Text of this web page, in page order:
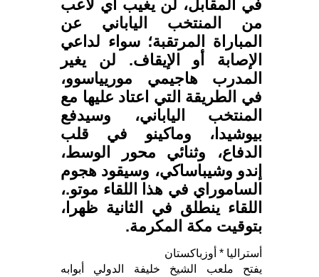
في المقابل، لن يغيب أي لاعب
من المنتخب الياباني عن
المباراة المرتقبة؛ سواء لداعي
الإصابة أو الإيقاف. لن يغير
المدرب هاجيمي موريياسوو،
في الطريقة التي اعتاد عليها مع
المنتخب الياباني، وسيدفع
بيوشيدا، وماكينو في قلب
الدفاع، وثنائي محور الوسط،
إندو وشيباساكي، وسيقود هجوم
الساموراي في هذا اللقاء موتو.،
اللقاء ينطلق في الثانية ظهرا،
بتوقيت مكة المكرمة.
أستراليا * أوزباكستان
يفتح ملعب الشيخ خليفة الدولي أبوابه